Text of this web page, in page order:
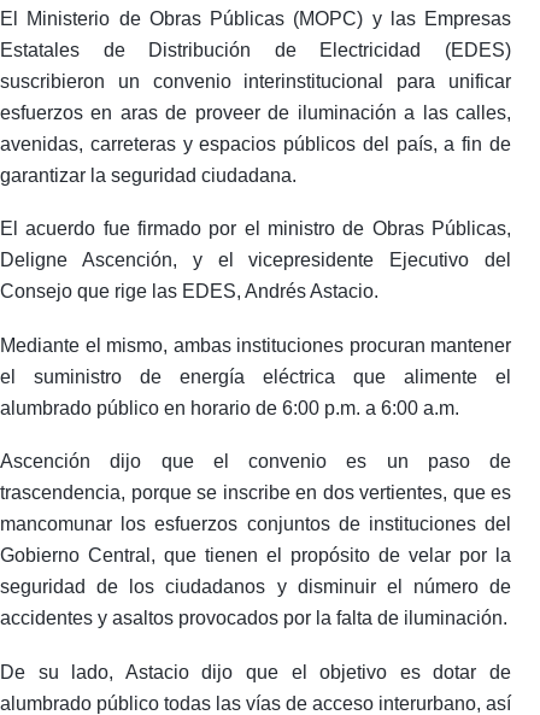
El Ministerio de Obras Públicas (MOPC) y las Empresas
Estatales de Distribución de Electricidad (EDES)
suscribieron un convenio interinstitucional para unificar
esfuerzos en aras de proveer de iluminación a las calles,
avenidas, carreteras y espacios públicos del país, a fin de
garantizar la seguridad ciudadana.
El acuerdo fue firmado por el ministro de Obras Públicas,
Deligne Ascención, y el vicepresidente Ejecutivo del
Consejo que rige las EDES, Andrés Astacio.
Mediante el mismo, ambas instituciones procuran mantener
el suministro de energía eléctrica que alimente el
alumbrado público en horario de 6:00 p.m. a 6:00 a.m.
Ascención dijo que el convenio es un paso de
trascendencia, porque se inscribe en dos vertientes, que es
mancomunar los esfuerzos conjuntos de instituciones del
Gobierno Central, que tienen el propósito de velar por la
seguridad de los ciudadanos y disminuir el número de
accidentes y asaltos provocados por la falta de iluminación.
De su lado, Astacio dijo que el objetivo es dotar de
alumbrado público todas las vías de acceso interurbano, así